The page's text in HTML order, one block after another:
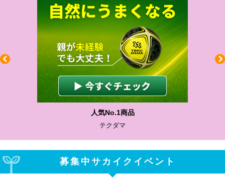
わかりやすい質問に沿って書ける
サカイクサッカーノート
募集中サカイクイベント